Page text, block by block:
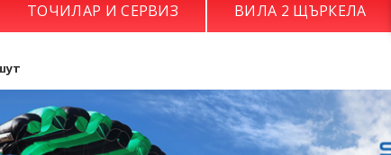
ТОЧИЛАР И СЕРВИЗ ВИЛА 2 ЩЪРКЕЛА